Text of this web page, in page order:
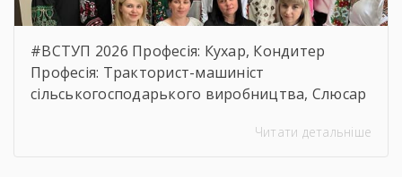
#ВСТУП 2026 Професія: Кухар, Кондитер
Професія: Тракторист-машиніст
сільськогосподарького виробництва, Слюсар
устаткування, водій автотранспортних
Читати детальніше